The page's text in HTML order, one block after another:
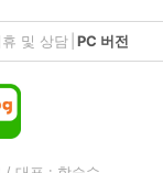
및 상담 PC 버전